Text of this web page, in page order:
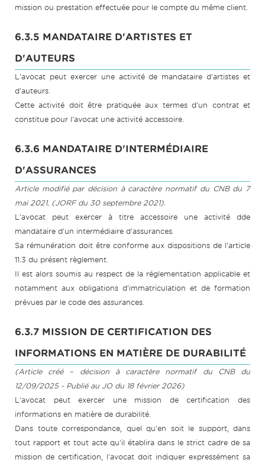
mission ou prestation effectuée pour le compte du même client.
6.3.5 MANDATAIRE D'ARTISTES ET
D'AUTEURS
L'avocat peut exercer une activité de mandataire d'artistes et
d'auteurs.
Cette activité doit être pratiquée aux termes d'un contrat et
constitue pour l'avocat une activité accessoire.
6.3.6 MANDATAIRE D'INTERMÉDIAIRE
D'ASSURANCES
Article modifié par décision à caractère normatif du CNB du 7
mai 2021, (JORF du 30 septembre 2021).
L'avocat peut exercer à titre accessoire une activité dde
mandataire d'un intermédiaire d'assurances.
Sa rémunération doit être conforme aux dispositions de l'article
11.3 du présent règlement.
Il est alors soumis au respect de la réglementation applicable et
notamment aux obligations d'immatriculation et de formation
prévues par le code des assurances.
6.3.7 MISSION DE CERTIFICATION DES
INFORMATIONS EN MATIÈRE DE DURABILITÉ
(Article créé – décision à caractère normatif du CNB du
12/09/2025 - Publié au JO du 18 février 2026)
L'avocat peut exercer une mission de certification des
informations en matière de durabilité.
Dans toute correspondance, quel qu'en soit le support, dans
tout rapport et tout acte qu'il établira dans le strict cadre de sa
mission de certification, l'avocat doit indiquer expressément sa